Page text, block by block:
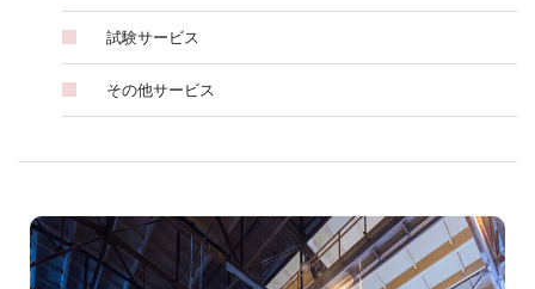
試験サービス
その他サービス